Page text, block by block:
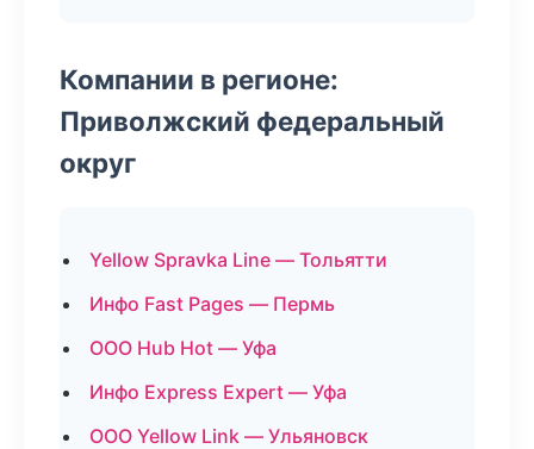
Компании в регионе:
Приволжский федеральный
округ
Yellow Spravka Line — Тольятти
Инфо Fast Pages — Пермь
ООО Hub Hot — Уфа
Инфо Express Expert — Уфа
ООО Yellow Link — Ульяновск